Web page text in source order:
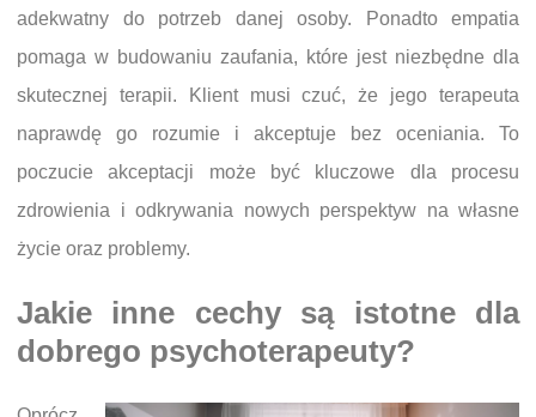
adekwatny do potrzeb danej osoby. Ponadto empatia
pomaga w budowaniu zaufania, które jest niezbędne dla
skutecznej terapii. Klient musi czuć, że jego terapeuta
naprawdę go rozumie i akceptuje bez oceniania. To
poczucie akceptacji może być kluczowe dla procesu
zdrowienia i odkrywania nowych perspektyw na własne
życie oraz problemy.
Jakie inne cechy są istotne dla
dobrego psychoterapeuty?